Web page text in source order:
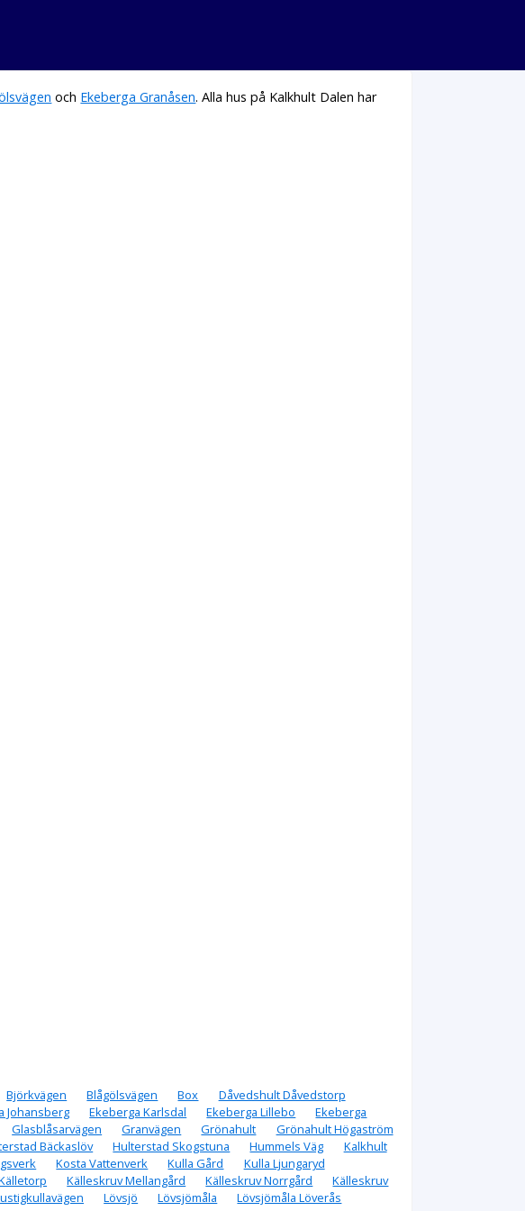
och Ekeberga Granåsen. Alla hus på Kalkhult Dalen har
Björkvägen Blågölsvägen Box
Dåvedshult Dåvedstorp
Johansberg Ekeberga Karlsdal Ekeberga Lillebo
Ekeberga
Glasblåsarvägen Granvägen Grönahult
Grönahult Högaström
Bäckaslöv Hulterstad Skogstuna Hummels Väg
Kalkhult
Kosta Vattenverk Kulla Gård
Kulla Ljungaryd
Källeskruv Mellangård Källeskruv Norrgård
Källeskruv
Lövsjö Lövsjömåla
Lövsjömåla Löverås